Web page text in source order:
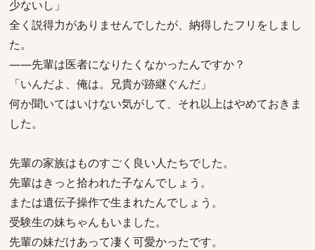
少ないし」
全く説得力がありませんでしたが、納得したフリをしまし
た。
――先輩は医者になりたくなかったんですか？
「いんだよ、俺は。兄貴が跡継ぐんだ」
何か聞いてはいけない気がして、それ以上はやめておきま
した。
先輩の家族はものすごく良い人たちでした。
先輩はきっと拾われた子なんでしょう。
または遺伝子操作で生まれたんでしょう。
受験生の妹ちゃんもいました。
先輩の妹だけあって凄く可愛かったです。